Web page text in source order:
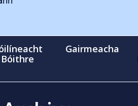
Bóithre
Gairmeacha